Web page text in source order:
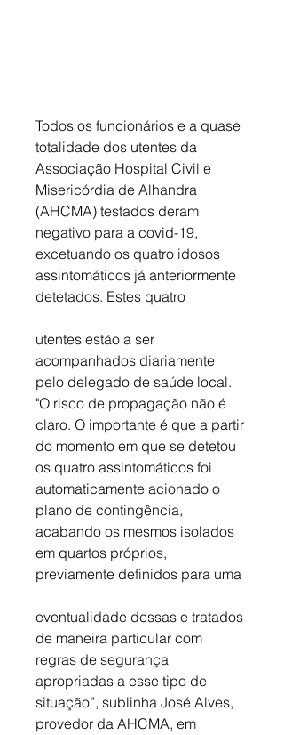
Todos os funcionários e a quase
totalidade dos utentes da
Associação Hospital Civil e
Misericórdia de Alhandra
(AHCMA) testados deram
negativo para a covid-19,
excetuando os quatro idosos
assintomáticos já anteriormente
detetados. Estes quatro
utentes estão a ser
acompanhados diariamente
pelo delegado de saúde local.
"O risco de propagação não é
claro. O importante é que a partir
do momento em que se detetou
os quatro assintomáticos foi
automaticamente acionado o
plano de contingência,
acabando os mesmos isolados
em quartos próprios,
previamente definidos para uma
eventualidade dessas e tratados
de maneira particular com
regras de segurança
apropriadas a esse tipo de
situação”, sublinha José Alves,
provedor da AHCMA, em